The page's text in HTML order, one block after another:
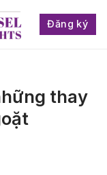
Đăng ký
thay